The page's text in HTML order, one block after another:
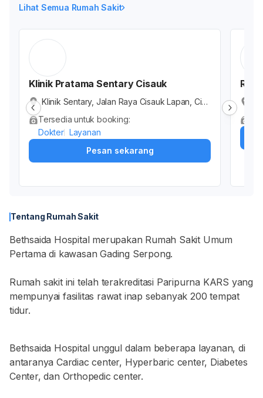
Lihat Semua Rumah Sakit
Klinik Pratama Sentary Cisauk
Klinik Sentary, Jalan Raya Cisauk Lapan, Cib
ogo, Cisauk, Kabupaten Tangerang, Banten,
Indonesia
Tersedia untuk booking:
Dokter Layanan
Pesan sekarang
Tentang Rumah Sakit
Bethsaida Hospital merupakan Rumah Sakit Umum
Pertama di kawasan Gading Serpong.
Rumah sakit ini telah terakreditasi Paripurna KARS yang
mempunyai fasilitas rawat inap sebanyak 200 tempat
tidur.
Bethsaida Hospital unggul dalam beberapa layanan, di
antaranya Cardiac center, Hyperbaric center, Diabetes
Center, dan Orthopedic center.